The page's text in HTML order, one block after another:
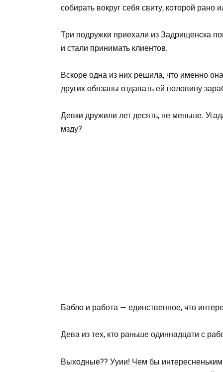
собирать вокруг себя свиту, которой рано
Три подружки приехали из Задрищенска
и стали принимать клиентов.
Вскоре одна из них решила, что именно
других обязаны отдавать ей половину
Девки дружили лет десять, не меньше.
мзду?
Бабло и работа — единственное, что
Дева из тех, кто раньше одиннадцати с
Выходные?? Ууии! Чем бы